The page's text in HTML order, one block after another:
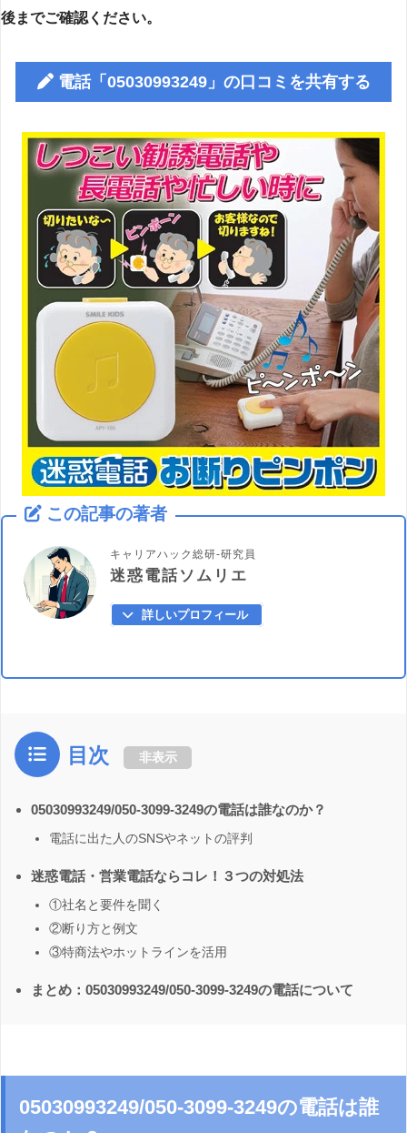
後までご確認ください。
電話「05030993249」の口コミを共有する
この記事の著者
キャリアハック総研-研究員
迷惑電話ソムリエ
詳しいプロフィール
目次 非表示
05030993249/050-3099-3249の電話は誰なのか？
電話に出た人のSNSやネットの評判
迷惑電話・営業電話ならコレ！３つの対処法
①社名と要件を聞く
②断り方と例文
③特商法やホットラインを活用
まとめ：05030993249/050-3099-3249の電話について
05030993249/050-3099-3249の電話は誰